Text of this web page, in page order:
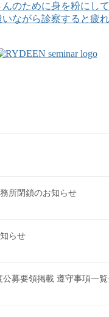
のために身を粉にし
ながら診察すると疲
所閉鎖のお知らせ
らせ
募要領掲載 遵守事項一覧